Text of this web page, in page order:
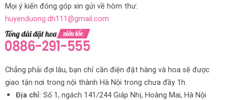
Mọi ý kiến đóng góp xin gửi về hòm thư:
huyenduong.dh111@gmail.com
Chẳng phải đợi lâu, bạn chỉ cần điện đặt hàng và hoa sẽ được
giao tận nơi trong nội thành Hà Nội trong chưa đầy 1h.
Địa chỉ: Số 1, ngách 141/244 Giáp Nhị, Hoàng Mai, Hà Nội